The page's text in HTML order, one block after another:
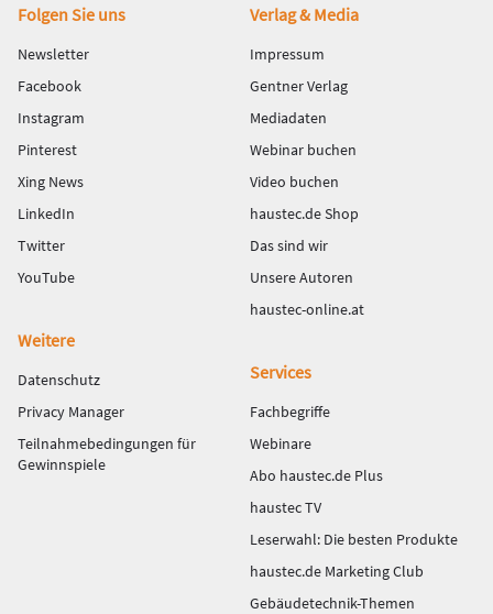
Fußbereich
Folgen Sie uns
Newsletter
Facebook
Instagram
Pinterest
Xing News
LinkedIn
Twitter
YouTube
Verlag & Media
Impressum
Gentner Verlag
Mediadaten
Webinar buchen
Video buchen
haustec.de Shop
Das sind wir
Unsere Autoren
haustec-online.at
Weitere
Datenschutz
Privacy Manager
Teilnahmebedingungen für
Gewinnspiele
Services
Fachbegriffe
Webinare
Abo haustec.de Plus
haustec TV
Leserwahl: Die besten Produkte
haustec.de Marketing Club
Gebäudetechnik-Themen